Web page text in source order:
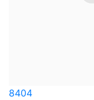
8404